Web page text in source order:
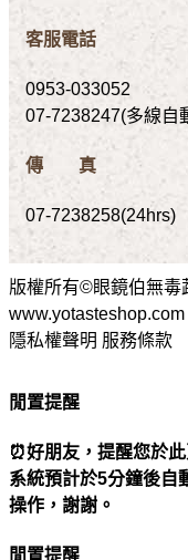
客服電話
0953-033052
07-7238247(多線自
傳 真
07-7238258(24hrs)
版權所有©眼鏡伯無毒
www.yotasteshop.com
隱私權聲明 服務條款
閒置提醒
⏰好朋友，提醒您於
系統預計於5分鐘後自
操作，謝謝。
閒置提醒